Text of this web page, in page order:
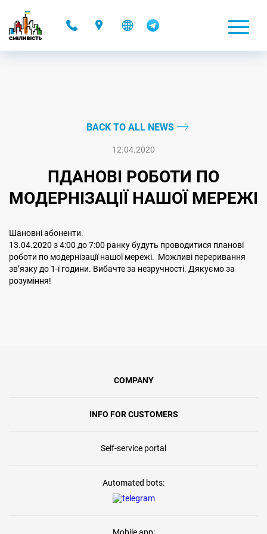
BACK TO ALL NEWS
12.04.2020
ПДАНОВІ РОБОТИ ПО
МОДЕРНІЗАЦІЇ НАШОЇ МЕРЕЖІ
Шановні абоненти.
13.04.2020 з 4:00 до 7:00 ранку будуть проводитися планові
роботи по модернізації нашої мережі. Можливі переривання
звʼязку до 1-ї години. Вибачте за незручності. Дякуємо за
розуміння!
COMPANY
INFO FOR CUSTOMERS
Self-service portal
Automated bots: